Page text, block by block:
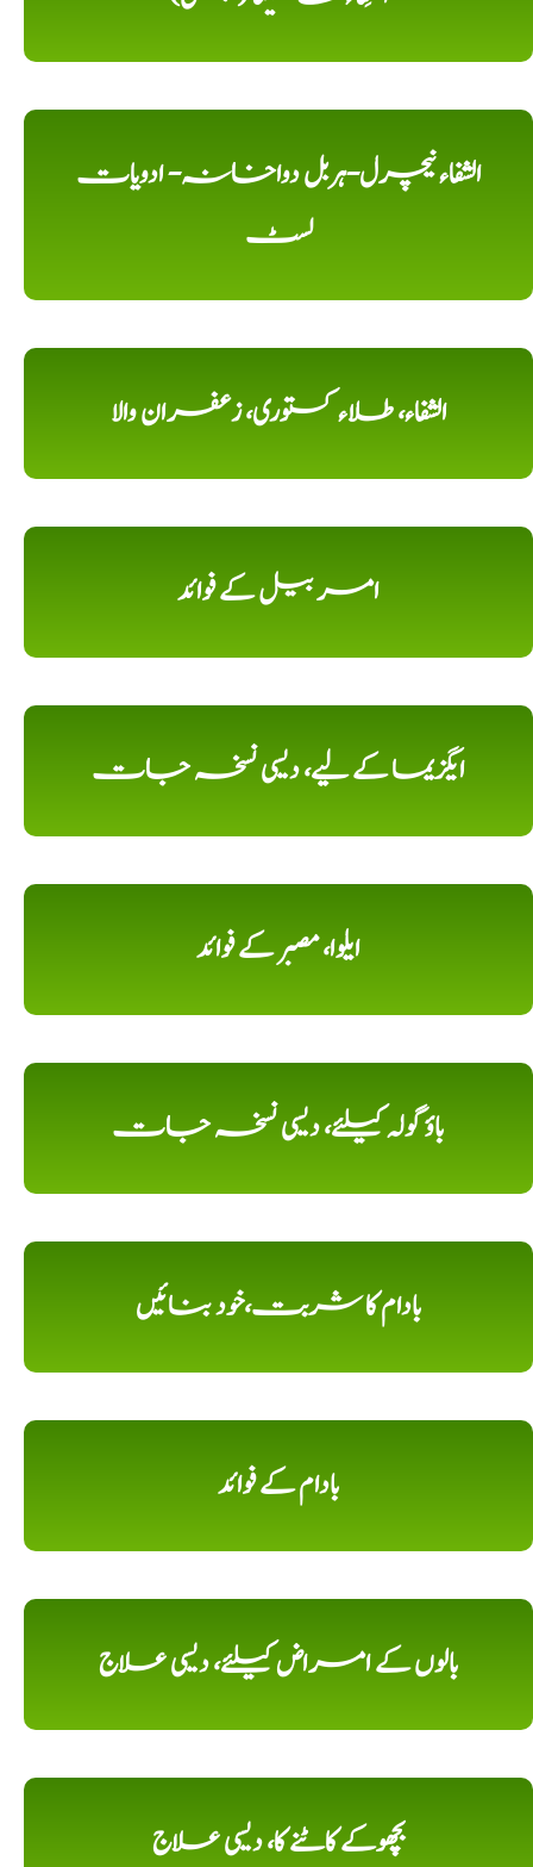
الشفاء نیچرل-ہربل دواخانہ- ادویات
لسٹ
الشفاء، طلاء کستوری، زعفران والا
امر بیل کے فوائد
ایگزیما کے لیے، دیسی نسخہ جات
ایلوا، مصبر کے فوائد
باؤ گولہ کیلئے، دیسی نسخہ جات
بادام کا شربت،خود بنائیں
بادام کے فوائد
بالوں کے امراض کیلئے، دیسی علاج
بچھوکے کاٹنے کا، دیسی علاج